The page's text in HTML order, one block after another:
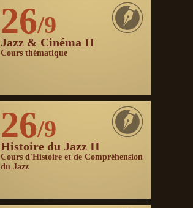
26/9
Jazz & Cinéma II
Cours thématique
26/9
Histoire du Jazz II
Cours d'Histoire et de Compréhension
du Jazz